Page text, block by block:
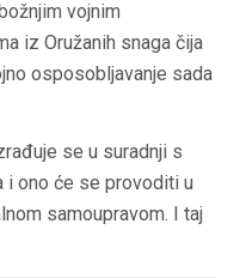
vojnim
iz Oružanih snaga čija
osposobljavanje sada
se u suradnji s
i ono će se provoditi u
samoupravom. I taj